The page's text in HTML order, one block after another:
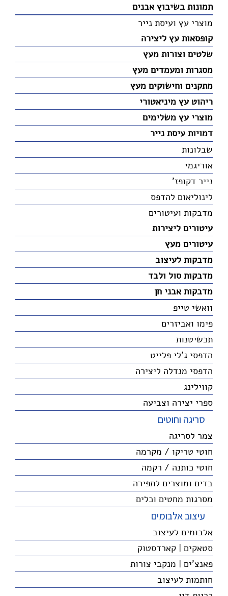
תמונות בשיבוץ אבנים
מוצרי עץ ועיסת נייר
קופסאות עץ ליצירה
שלטים וצורות מעץ
מסגרות ומעמדים מעץ
מתקנים וחישוקים מעץ
ריהוט עץ מיניאטורי
מוצרי עץ משלימים
דמויות עיסת נייר
שבלונות
אוריגמי
נייר דקופז'
לינוליאום להדפס
מדבקות ועיטורים
עיטורים ליצירות
עיטורים מעץ
מדבקות לעיצוב
מדבקות סול ולבד
מדבקות אבני חן
וואשי טייפ
פימו ואביזרים
תכשיטנות
הדפסי ג'לי פלייט
הדפסי מנדלה ליצירה
קווילינג
ספרי יצירה וצביעה
סריגה וחוטים
צמר לסריגה
חוטי טריקו / מקרמה
חוטי כותנה / רקמה
בדים ומוצרים לתפירה
מסרגות מחטים וכלים
עיצוב אלבומים
אלבומים לעיצוב
סטאקים | קארדסטוק
פאנצ'ים | מנקבי צורות
חותמות לעיצוב